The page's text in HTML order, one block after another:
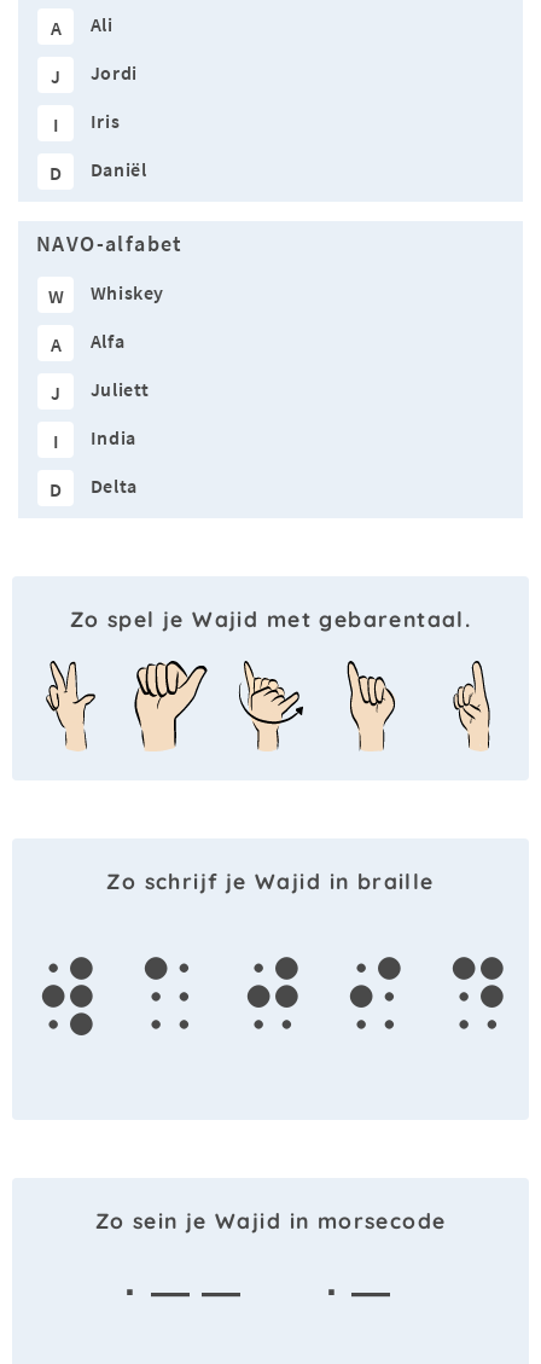
A Ali
J Jordi
I Iris
D Daniël
NAVO-alfabet
W Whiskey
A Alfa
J Juliett
I India
D Delta
Zo spel je Wajid met gebarentaal.
Zo schrijf je Wajid in braille
w a j i d
Zo sein je Wajid in morsecode
· — —
· —